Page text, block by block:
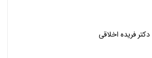
دکتر فریده اخلاقی